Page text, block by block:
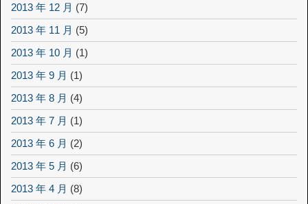
2013 年 12 月 (7)
2013 年 11 月 (5)
2013 年 10 月 (1)
2013 年 9 月 (1)
2013 年 8 月 (4)
2013 年 7 月 (1)
2013 年 6 月 (2)
2013 年 5 月 (6)
2013 年 4 月 (8)